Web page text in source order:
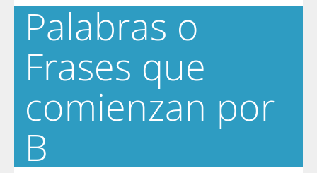
Palabras o
Frases que
comienzan por
B